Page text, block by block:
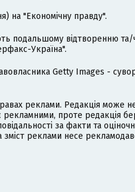
на "Економічну правду".
подальшому відтворенню та/
Україна".
Getty Images -
реклами. Редакція може
проте редакція
за факти та
зміст реклами несе